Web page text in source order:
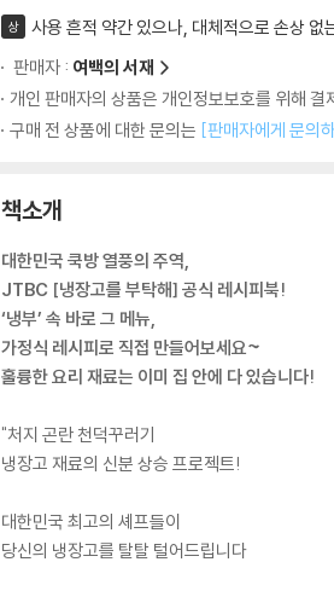
상
사용 흔적 약간 있으나, 대체적으로 손상 없
판매자 : 여백의 서재
개인 판매자의 상품은 개인정보보호를 위해
구매 전 상품에 대한 문의는 [판매자에게 문의
책소개
대한민국 쿡방 열풍의 주역,
JTBC [냉장고를 부탁해] 공식 레시피북!
‘냉부’ 속 바로 그 메뉴,
가정식 레시피로 직접 만들어보세요~
훌륭한 요리 재료는 이미 집 안에 다 있습니다!
"처지 곤란 천덕꾸러기
냉장고 재료의 신분 상승 프로젝트!
대한민국 최고의 셰프들이
당신의 냉장고를 탈탈 털어드립니다